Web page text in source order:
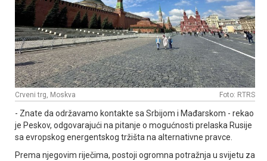
Crveni trg, Moskva Foto: RTRS
- Znate da održavamo kontakte sa Srbijom i Mađarskom - rekao
je Peskov, odgovarajući na pitanje o mogućnosti prelaska Rusije
sa evropskog energentskog tržišta na alternativne pravce.
Prema njegovim riječima, postoji ogromna potražnja u svijetu za